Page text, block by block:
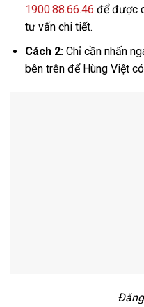
1900.88.66.46 để được
tư vấn chi tiết.
Cách 2: Chỉ cần nhấn
bên trên để Hùng Việt